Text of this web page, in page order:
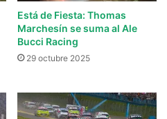
Está de Fiesta: Thomas
Marchesín se suma al Ale
Bucci Racing
29 octubre 2025